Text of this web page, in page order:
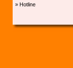
» Hotline